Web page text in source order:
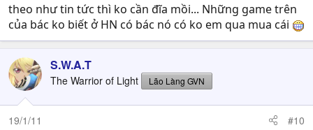
theo như tin tức thì ko cần đĩa mồi... Những game trên
của bác ko biết ở HN có bác nó có ko em qua mua cái
S.W.A.T
The Warrior of Light Lão Làng GVN
19/1/11 #10